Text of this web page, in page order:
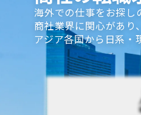
海外での仕事をお探し
商社業界に関心があり
アジア各国から日系